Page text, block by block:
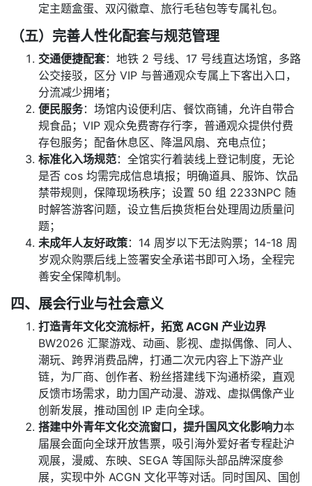
定主题盒蛋、双闪徽章、旅行毛毡包等专属礼包。
（五）完善人性化配套与规范管理
交通便捷配套：地铁 2 号线、17 号线直达场馆，多路
公交接驳，区分 VIP 与普通观众专属上下客出入口，
分流减少拥堵；
便民服务：场馆内设便利店、餐饮商铺，允许自带合
规食品；VIP 观众免费寄存行李，普通观众提供付费
存包服务；配备休息区、降温风扇、充电点位；
标准化入场规范：全馆实行着装线上登记制度，无论
是否 cos 均需完成信息填报；明确道具、服饰、饮品
禁带规则，保障现场秩序；设置 50 组 2233NPC 随
时解答游客问题，设立售后换货柜台处理周边质量问
题；
未成年人友好政策：14 周岁以下无法购票；14-18 周
岁观众购票后线上签署安全承诺书即可入场，全程完
善安全保障机制。
四、展会行业与社会意义
打造青年文化交流标杆，拓宽 ACGN 产业边界
BW2026 汇聚游戏、动画、影视、虚拟偶像、同人、
潮玩、跨界消费品牌，打通二次元内容上下游产业
链，为厂商、创作者、粉丝搭建线下沟通桥梁，直观
反馈市场需求，助力国产动漫、游戏、虚拟偶像产业
创新发展，推动国创 IP 走向全球。
搭建中外青年文化交流窗口，提升国风文化影响力本
届展会面向全球开放售票，吸引海外爱好者专程赴沪
观展，漫威、东映、SEGA 等国际头部品牌深度参
展，实现中外 ACGN 文化平等对话。同时国风、国创